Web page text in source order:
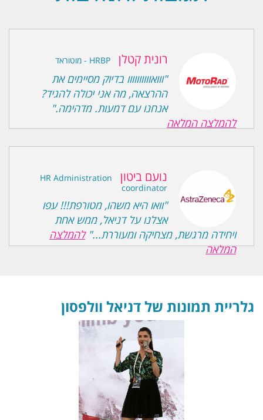
רונית קטלן
"ווואוווווווווו בדיוק מסיימים את
ההרצאה, מה אני יכולה להגיד?
אנחנו עם דמעות. מדהימה."
להמלצה המלאה
נועם ביטון
HR Administration
coordinator
"וואו היא משהו, מטורפת!!! עפו
אצלנו על דניאל, ממש אחת
ויחידה מרגשת, מצחיקה ומעוררת..."להמלצה
המלאה
גלריית תמונות של דניאל וולפסון